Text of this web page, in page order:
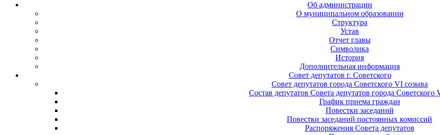
Об администрации
О муниципальном образовании
Структура
Устав
Отчет главы
Символика
История
Дополнительная информация
Совет депутатов г. Советского
Совет депутатов города Советского VI созыва
Состав депутатов Совета депутатов города Советского
График приема граждан
Повестки заседаний
Повестки заседаний постоянных комиссий
Распоряжения Совета депутатов